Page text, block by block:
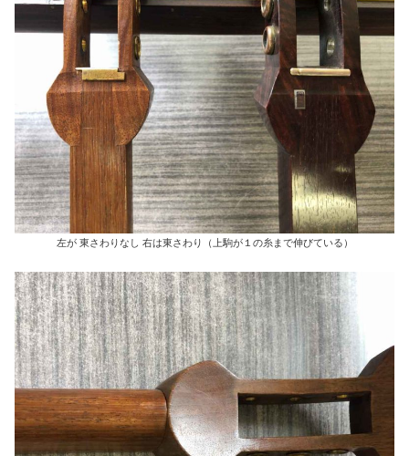
左が 東さわりなし 右は東さわり（上駒が１の糸まで伸びている）